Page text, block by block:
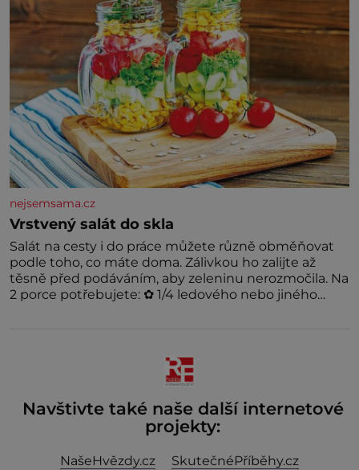
nejsemsama.cz
Vrstvený salát do skla
Salát na cesty i do práce můžete různě obměňovat
podle toho, co máte doma. Zálivkou ho zalijte až
těsně před podáváním, aby zeleninu nerozmočila. Na
2 porce potřebujete: ✿ 1/4 ledového nebo jiného
Navštivte také naše další internetové
projekty:
NašeHvězdy.cz
SkutečnéPříběhy.cz